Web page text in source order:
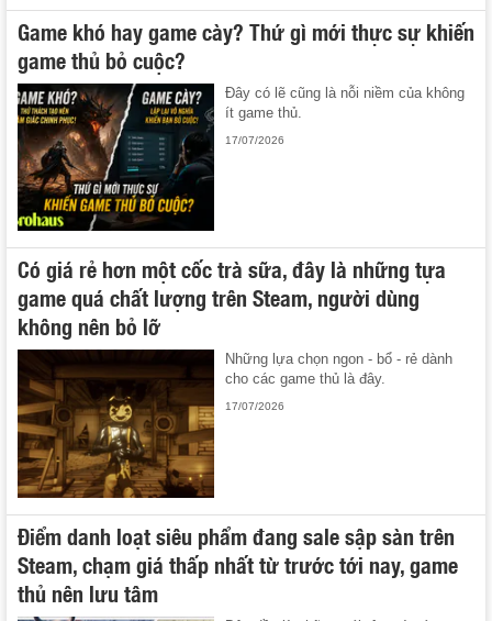
Game khó hay game cày? Thứ gì mới thực sự khiến
game thủ bỏ cuộc?
Đây có lẽ cũng là nỗi niềm của không
ít game thủ.
17/07/2026
Có giá rẻ hơn một cốc trà sữa, đây là những tựa
game quá chất lượng trên Steam, người dùng
không nên bỏ lỡ
Những lựa chọn ngon - bổ - rẻ dành
cho các game thủ là đây.
17/07/2026
Điểm danh loạt siêu phẩm đang sale sập sàn trên
Steam, chạm giá thấp nhất từ trước tới nay, game
thủ nên lưu tâm